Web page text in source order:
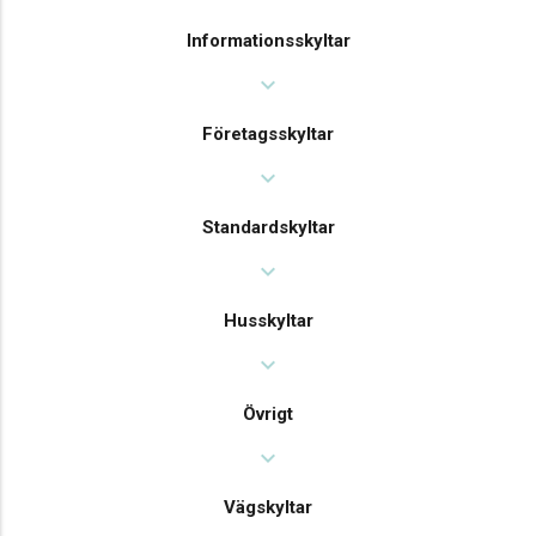
Informationsskyltar
expand_more
Företagsskyltar
expand_more
Standardskyltar
expand_more
Husskyltar
expand_more
Övrigt
expand_more
Vägskyltar